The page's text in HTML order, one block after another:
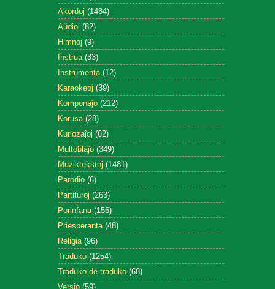
Akordoj (1484)
Aŭdioj (82)
Himnoj (9)
Instrua (33)
Instrumenta (12)
Karaokeoj (39)
Komponaĵo (212)
Korusa (28)
Kuriozaĵoj (62)
Multoblaĵo (349)
Muziktekstoj (1481)
Parodio (6)
Partituroj (263)
Porinfana (156)
Priesperanta (48)
Religia (96)
Traduko (1254)
Traduko de traduko (68)
Versio (59)